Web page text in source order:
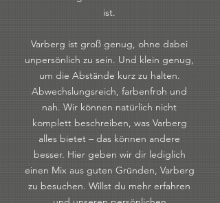
ist.
Varberg ist groß genug, ohne dabei
unpersönlich zu sein. Und klein genug,
um die Abstände kurz zu halten.
Abwechslungsreich, farbenfroh und
nah. Wir können natürlich nicht
komplett beschreiben, was Varberg
alles bietet – das können andere
besser. Hier geben wir dir lediglich
einen Mix aus guten Gründen, Varberg
zu besuchen. Willst du mehr erfahren